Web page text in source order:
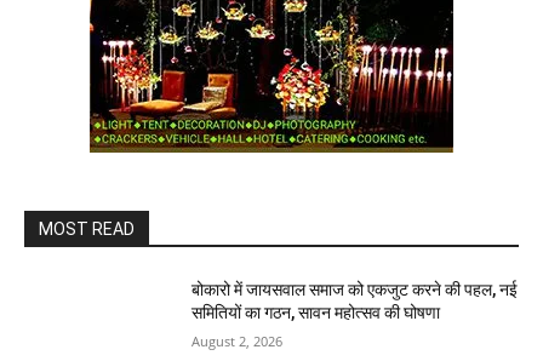
MOST READ
बोकारो में जायसवाल समाज को एकजुट करने की पहल, नई
समितियों का गठन, सावन महोत्सव की घोषणा
August 2, 2026